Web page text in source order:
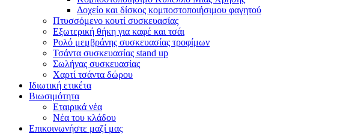
Δοχείο και δίσκος κομποστοποιήσιμου φαγητού
Πτυσσόμενο κουτί συσκευασίας
Εξωτερική θήκη για καφέ και τσάι
Ρολό μεμβράνης συσκευασίας τροφίμων
Τσάντα συσκευασίας stand up
Σωλήνας συσκευασίας
Χαρτί τσάντα δώρου
Ιδιωτική ετικέτα
Βιωσιμότητα
Εταιρικά νέα
Νέα του κλάδου
Επικοινωνήστε μαζί μας